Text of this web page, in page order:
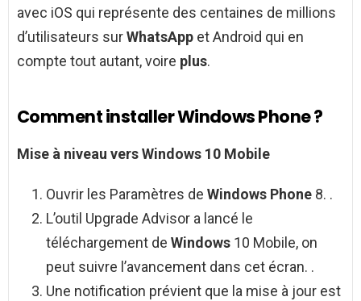
avec iOS qui représente des centaines de millions
d’utilisateurs surWhatsApp et Android qui en
compte tout autant, voire plus.
Comment installer Windows Phone ?
Mise à niveau versWindows 10 Mobile
Ouvrir les Paramètres de Windows Phone 8. .
L’outil Upgrade Advisor a lancé le
téléchargement de Windows 10 Mobile, on
peut suivre l’avancement dans cet écran. .
Une notification prévient que la mise à jour est